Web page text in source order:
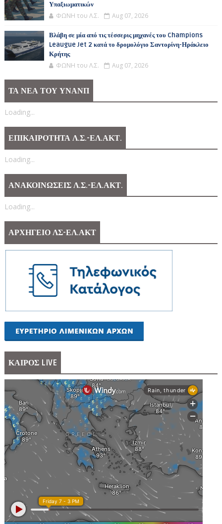
Υπαξιωματικών
ΦΩΝΗ του Λ.Σ. Aug 07, 2026
Βλάβη σε μία από τις τέσσερις μηχανές του Champions
Leaugue Jet 2 κατά το δρομολόγιο Σαντορίνη-Ηράκλειο
Κρήτης
ΦΩΝΗ του Λ.Σ. Aug 07, 2026
ΤΑ ΝΕΑ ΤΟΥ ΥΝΑΝΠ
Loading...
ΕΠΙΚΑΙΡΟΤΗΤΑ Λ.Σ.-ΕΛ.ΑΚΤ.
Loading...
ΑΝΑΚΟΙΝΩΣΕΙΣ Λ.Σ.-ΕΛ.ΑΚΤ.
Loading...
ΑΡΧΗΓΕΙΟ ΛΣ-ΕΛ.ΑΚΤ
ΚΑΙΡΟΣ LIVE